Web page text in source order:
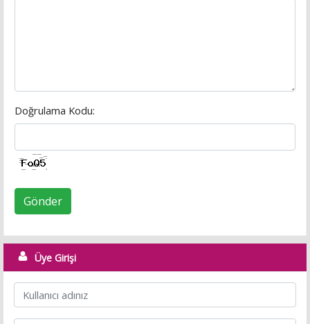
Doğrulama Kodu:
Gönder
Üye Girişi